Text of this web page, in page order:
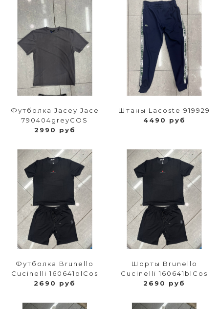
Футболка Jacey Jace
790404greyCOS
2990 руб
Штаны Lacoste 919929
4490 руб
Футболка Brunello
Cucinelli 160641blCos
2690 руб
Шорты Brunello
Cucinelli 160641blCos
2690 руб